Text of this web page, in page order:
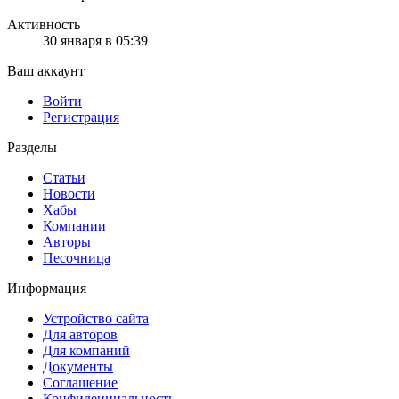
Активность
30 января в 05:39
Ваш аккаунт
Войти
Регистрация
Разделы
Статьи
Новости
Хабы
Компании
Авторы
Песочница
Информация
Устройство сайта
Для авторов
Для компаний
Документы
Соглашение